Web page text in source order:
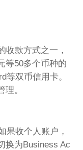
收款方式之一，
等50多个币种的
等双币信用卡。
。
果收个人账户，
换为Business Ac